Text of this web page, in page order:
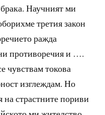
Научният ми
третия закон
ражда
противоречия и ….
чувствам токова
изглеждам. Но
на страстните пориви